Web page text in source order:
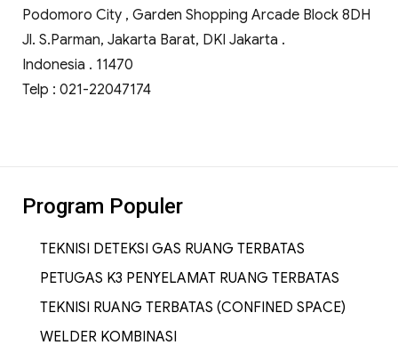
Podomoro City , Garden Shopping Arcade Block 8DH
Jl. S.Parman, Jakarta Barat, DKI Jakarta .
Indonesia . 11470
Telp : 021-22047174
Program Populer
TEKNISI DETEKSI GAS RUANG TERBATAS
PETUGAS K3 PENYELAMAT RUANG TERBATAS
TEKNISI RUANG TERBATAS (CONFINED SPACE)
WELDER KOMBINASI